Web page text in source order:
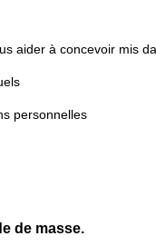
aider à concevoir mis
personnelles
de masse.